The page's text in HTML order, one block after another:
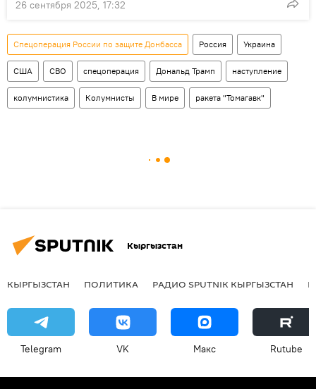
26 сентября 2025, 17:32
Спецоперация России по защите Донбасса Россия Украина
США СВО спецоперация Дональд Трамп наступление
колумнистика Колумнисты В мире ракета "Томагавк"
Кыргызстан
КЫРГЫЗСТАН ПОЛИТИКА РАДИО SPUTNIK КЫРГЫЗСТАН
Telegram VK Макс Rutube